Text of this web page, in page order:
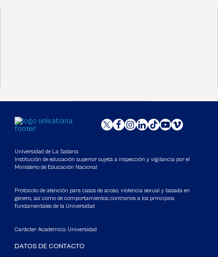
Universidad de La Sabana
Institución de educación superior sujeta a inspección y vigilancia por el
Ministerio de Educación Nacional
Protocolo de atención para casos de acoso, violencia sexual y basada en
género, así como de comportamientos contrarios a los principios
fundamentales de la Universidad
Carácter Académico: Universidad
DATOS DE CONTACTO